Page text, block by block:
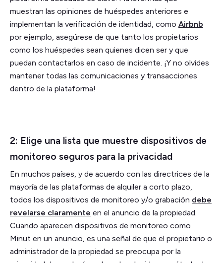
muestran las opiniones de huéspedes anteriores e
implementan la verificación de identidad, como Airbnb
por ejemplo, asegúrese de que tanto los propietarios
como los huéspedes sean quienes dicen ser y que
puedan contactarlos en caso de incidente. ¡Y no olvides
mantener todas las comunicaciones y transacciones
dentro de la plataforma!
2: Elige una lista que muestre dispositivos de
monitoreo seguros para la privacidad
En muchos países, y de acuerdo con las directrices de la
mayoría de las plataformas de alquiler a corto plazo,
todos los dispositivos de monitoreo y/o grabación debe
revelarse claramente en el anuncio de la propiedad.
Cuando aparecen dispositivos de monitoreo como
Minut en un anuncio, es una señal de que el propietario o
administrador de la propiedad se preocupa por la